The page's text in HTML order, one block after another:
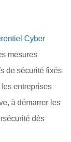
Cyber
mesures
de sécurité fixés
entreprises
à démarrer les
dès